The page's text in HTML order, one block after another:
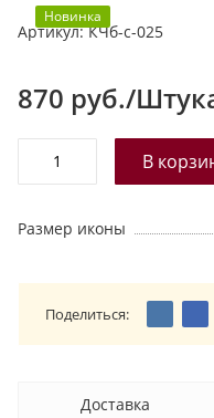
г
Новинка
Артикул:КЧб-с-025
870 руб./
Размер иконы
Поделиться:
Доставка